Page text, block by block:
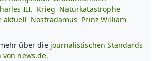
III. Krieg Naturkatastrophe
aktuell Nostradamus Prinz William
über die journalistischen Standards
von news.de.